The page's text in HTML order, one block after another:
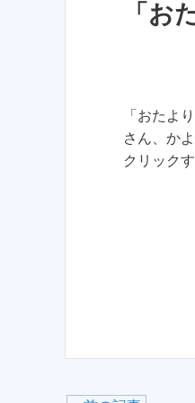
「お
「おたよ
さん、か
クリック